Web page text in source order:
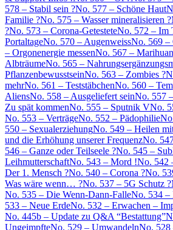
578 – Stabil sein ?No. 577 – Schöne Haut
Familie ?No. 575 – Wasser mineralisieren ?
?No. 573 – Corona-GetesteteNo. 572 – Im
PortaltageNo. 570 – AugenweissNo. 569 –
– Orgonenergie messenNo. 567 –
AlbträumeNo. 565 –
PflanzenbewusstseinNo. 563 – Zombies ?
mehrNo. 561 – TeststäbchenNo. 560 –
AliensNo. 558 – Ausgeliefert seinNo. 557
Zu spät kommenNo. 555 – Sputnik VNo.
No. 553 – VerträgeNo. 552 – Pädophilie
550 – SexualerziehungNo. 549 – Heilen
und die Erhöhung unserer FrequenzNo.
546 – Ganze oder Teilseele ?No. 545 –
LeihmutterschaftNo. 543 – Mord !No. 542
Der 1. Mensch ?No. 540 – Corona ?No.
Was wäre wenn… ?No. 537 – 5G Schutz ?
No. 535 – Die Wenn-Dann-FalleNo. 534 –
533 – Neue ErdeNo. 532 – Erwachen –
No. 445b – Update zu Q&A “Bestattung”
UngeimpfteNo. 529 – UmwandelnNo. 528